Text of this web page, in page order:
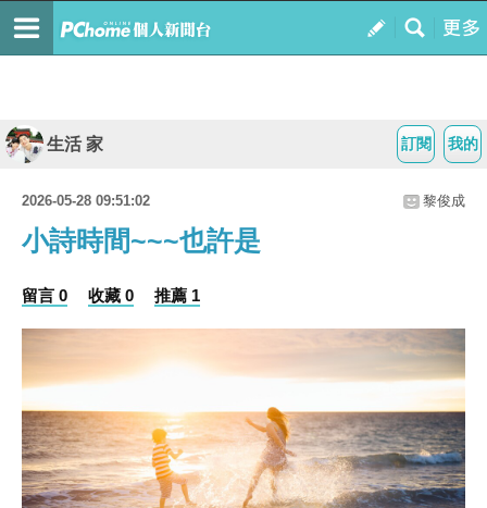
我的
訂閱
生活 家
2026-05-28 09:51:02 黎俊成
小詩時間~~~也許是
留言 0 收藏 0 推薦 1